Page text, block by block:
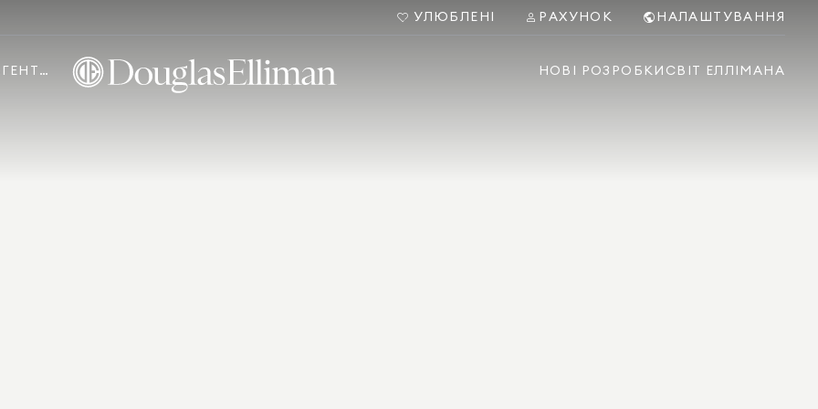
УЛЮБЛЕНІ РАХУНОК НАЛАШТУВАННЯ
АГЕНТИ НОВІ РОЗРОБКИ СВІТ ЕЛЛІМАНА